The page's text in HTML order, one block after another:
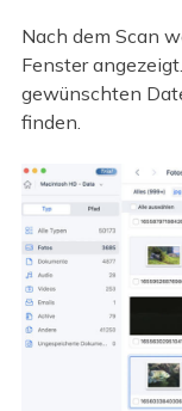
Nach dem Scan
Fenster
gewünschten
finden.